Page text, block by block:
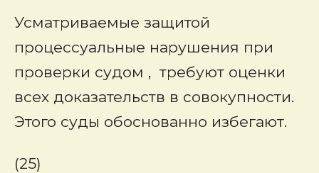
Усматриваемые защитой
процессуальные нарушения при
проверки судом , требуют оценки
всех доказательств в совокупности.
Этого суды обоснованно избегают.
(25)